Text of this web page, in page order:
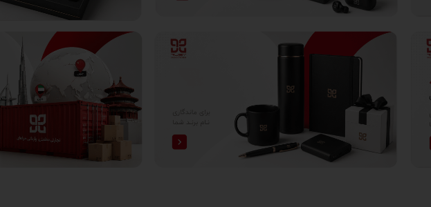
سک دستی جودون کتان 400 گرم